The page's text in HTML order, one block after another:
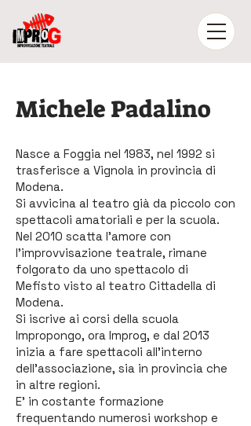
Michele Padalino
Nasce a Foggia nel 1983, nel 1992 si
trasferisce a Vignola in provincia di
Modena.
Si avvicina al teatro già da piccolo con
spettacoli amatoriali e per la scuola.
Nel 2010 scatta l'amore con
l'improvvisazione teatrale, rimane
folgorato da uno spettacolo di
Mefisto visto al teatro Cittadella di
Modena.
Si iscrive ai corsi della scuola
Impropongo, ora Improg, e dal 2013
inizia a fare spettacoli all'interno
dell'associazione, sia in provincia che
in altre regioni.
E' in costante formazione
frequentando numerosi workshop e